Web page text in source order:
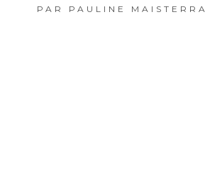
PAR PAULINE MAISTERRA